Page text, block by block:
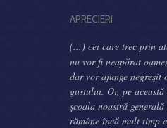
APRECIERI
(...) cei care trec prin
nu vor fi neapărat
dar vor ajunge negreşit
gustului. Or, pe
şcoala noastră
rămâne încă mult timp